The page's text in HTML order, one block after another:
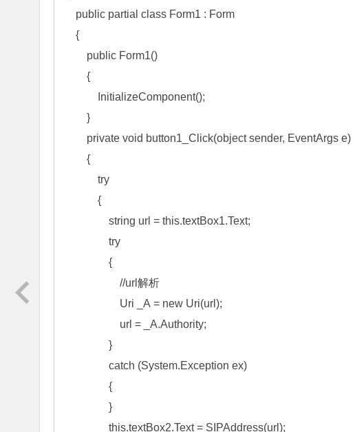
public partial class Form1 : Form
{
public Form1()
{
InitializeComponent();
}
private void button1_Click(object sender, EventArgs e)
{
try
{
string url = this.textBox1.Text;
try
{
//url解析
Uri _A = new Uri(url);
url = _A.Authority;
}
catch (System.Exception ex)
{
}
this.textBox2.Text = SIPAddress(url);